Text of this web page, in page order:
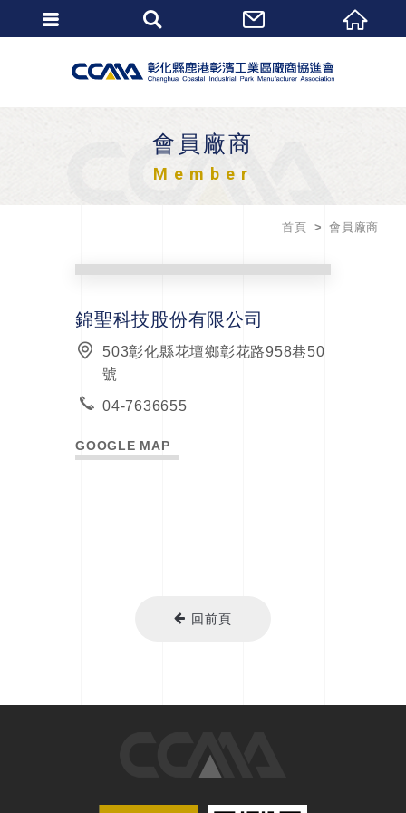
會員廠商
Member
首頁 會員廠商
錦聖科技股份有限公司
503彰化縣花壇鄉彰花路958巷50
號
04-7636655
GOOGLE MAP
回前頁